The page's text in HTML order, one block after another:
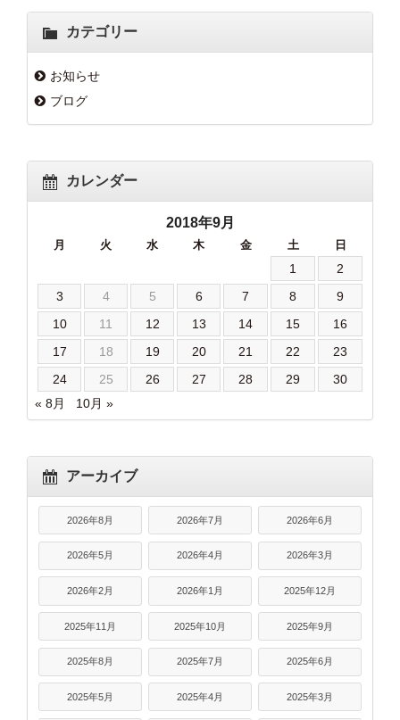
カテゴリー
お知らせ
ブログ
カレンダー
2018年9月
月 火 水 木 金 土 日
1
2
3
4 5 6 7 8
9
10
11 12 13 14 15
16
17
18 19 20 21 22
23
24
25 26 27 28 29
30
« 8月
10月 »
アーカイブ
2026年8月 2026年7月 2026年6月
2026年5月 2026年4月 2026年3月
2026年2月 2026年1月 2025年12月
2025年11月 2025年10月 2025年9月
2025年8月 2025年7月 2025年6月
2025年5月 2025年4月 2025年3月